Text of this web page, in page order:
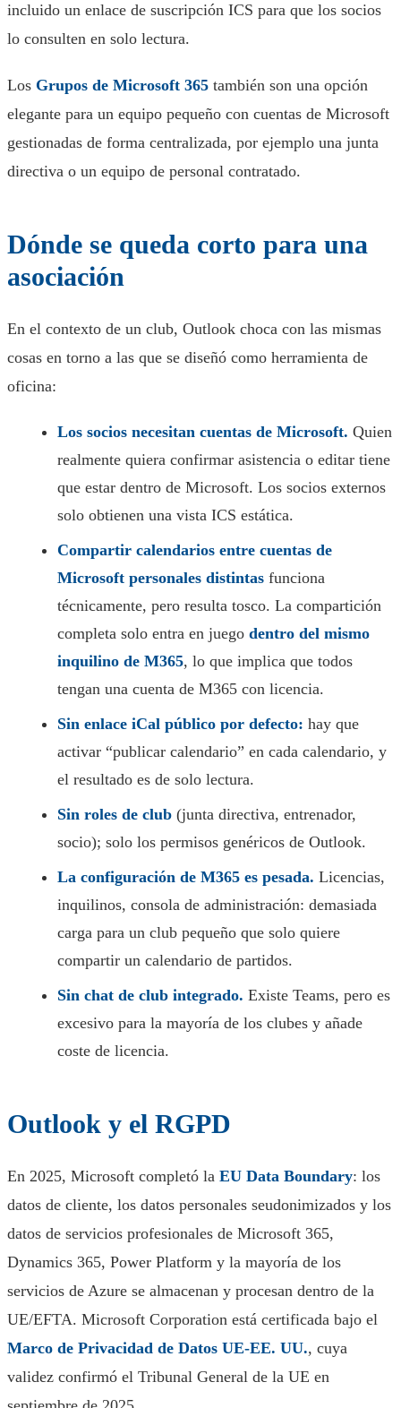
incluido un enlace de suscripción ICS para que los socios
lo consulten en solo lectura.
Los Grupos de Microsoft 365 también son una opción
elegante para un equipo pequeño con cuentas de Microsoft
gestionadas de forma centralizada, por ejemplo una junta
directiva o un equipo de personal contratado.
Dónde se queda corto para una
asociación
En el contexto de un club, Outlook choca con las mismas
cosas en torno a las que se diseñó como herramienta de
oficina:
Los socios necesitan cuentas de Microsoft. Quien
realmente quiera confirmar asistencia o editar tiene
que estar dentro de Microsoft. Los socios externos
solo obtienen una vista ICS estática.
Compartir calendarios entre cuentas de
Microsoft personales distintas funciona
técnicamente, pero resulta tosco. La compartición
completa solo entra en juego dentro del mismo
inquilino de M365, lo que implica que todos
tengan una cuenta de M365 con licencia.
Sin enlace iCal público por defecto: hay que
activar “publicar calendario” en cada calendario, y
el resultado es de solo lectura.
Sin roles de club (junta directiva, entrenador,
socio); solo los permisos genéricos de Outlook.
La configuración de M365 es pesada. Licencias,
inquilinos, consola de administración: demasiada
carga para un club pequeño que solo quiere
compartir un calendario de partidos.
Sin chat de club integrado. Existe Teams, pero es
excesivo para la mayoría de los clubes y añade
coste de licencia.
Outlook y el RGPD
En 2025, Microsoft completó la EU Data Boundary: los
datos de cliente, los datos personales seudonimizados y los
datos de servicios profesionales de Microsoft 365,
Dynamics 365, Power Platform y la mayoría de los
servicios de Azure se almacenan y procesan dentro de la
UE/EFTA. Microsoft Corporation está certificada bajo el
Marco de Privacidad de Datos UE-EE. UU., cuya
validez confirmó el Tribunal General de la UE en